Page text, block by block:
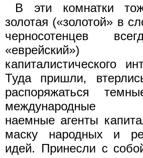
В эти комнатки
золотая («золотой» в
черносотенцев
капиталистического
Туда пришли,
распоряжаться
международные
наемные агенты
маску народных и
идей. Принесли с